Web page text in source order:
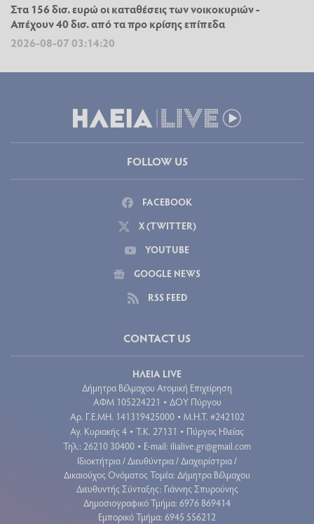
Στα 156 δισ. ευρώ οι καταθέσεις των νοικοκυριών -
Απέχουν 40 δισ. από τα προ κρίσης επίπεδα
2026-08-07 03:14:20
FOLLOW US
FACEBOOK
X (TWITTER)
YOUTUBE
GOOGLE NEWS
RSS FEED
CONTACT US
ΗΛΕΙΑ LIVE
Δήμητρα Βέλμαχου Ατομική Επιχείρηση
ΑΦΜ 105224221 • ΔΟΥ Πύργου
Aρ. Γ.Ε.ΜΗ. 141319425000 • Μ.Η.Τ. #242102
Αγ. Κυριακής 4 • Τ.Κ. 27131 • Πύργος Ηλείας
Τηλ.: 26210 30400 • E-mail: ilialive.gr@gmail.com
Ιδιοκτήτρια / Διευθύντρια / Διαχειρίστρια /
Δικαιούχος Ονόματος Τομέα: Δήμητρα Βέλμαχου
Διευθυντής Σύνταξης: Γιάννης Σπυρούνης
Δημοσιογραφικό Τμήμα: 6976 869414
Εμπορικό Τμήμα: 6945 556212